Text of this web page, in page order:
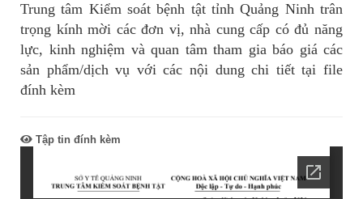
Trung tâm Kiểm soát bệnh tật tỉnh Quảng Ninh trân
trọng kính mời các đơn vị, nhà cung cấp có đủ năng
lực, kinh nghiệm và quan tâm tham gia báo giá các
sản phẩm/dịch vụ với các nội dung chi tiết tại file
đính kèm
Tập tin đính kèm